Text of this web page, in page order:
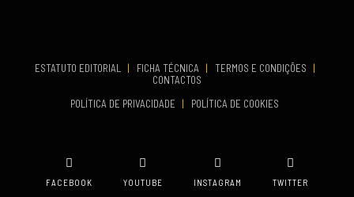
ESTATUTO EDITORIAL | FICHA TÉCNICA | TERMOS E CONDIÇÕES
|
CONTACTOS
POLÍTICA DE PRIVACIDADE
| POLÍTICA DE COOKIES
FACEBOOK YOUTUBE INSTAGRAM TWITTER